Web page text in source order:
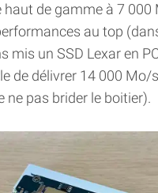
haut de gamme à 7 000
au top
mis un SSD Lexar en
de délivrer 14 000 Mo/
ne pas brider le boitier).